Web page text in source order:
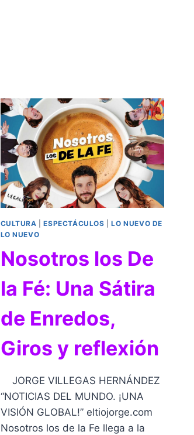
CULTURA |ESPECTÁCULOS |LO NUEVO DE
LO NUEVO
Nosotros los De
la Fé: Una Sátira
de Enredos,
Giros y reflexión
JORGE VILLEGAS HERNÁNDEZ
“NOTICIAS DEL MUNDO. ¡UNA
VISIÓN GLOBAL!” eltiojorge.com
Nosotros los de la Fe llega a la